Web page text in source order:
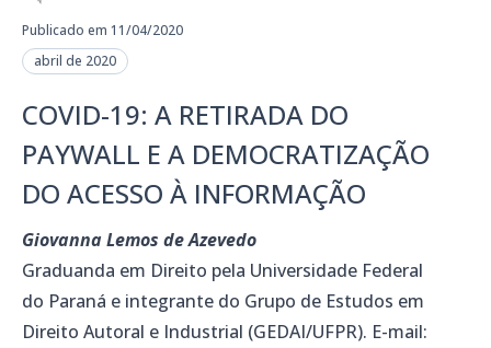
Publicado em 11/04/2020
abril de 2020
COVID-19: A RETIRADA DO
PAYWALL E A DEMOCRATIZAÇÃO
DO ACESSO À INFORMAÇÃO
Giovanna Lemos de Azevedo
Graduanda em Direito pela Universidade Federal
do Paraná e integrante do Grupo de Estudos em
Direito Autoral e Industrial (GEDAI/UFPR). E-mail: